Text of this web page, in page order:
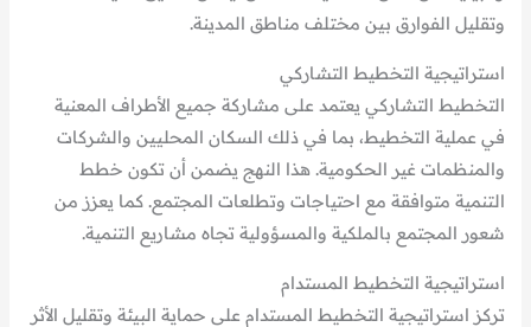
وتقليل الفوارق بين مختلف مناطق المدينة.
استراتيجية التخطيط التشاركي
التخطيط التشاركي يعتمد على مشاركة جميع الأطراف المعنية
في عملية التخطيط، بما في ذلك السكان المحليين والشركات
والمنظمات غير الحكومية. هذا النهج يضمن أن تكون خطط
التنمية متوافقة مع احتياجات وتطلعات المجتمع. كما يعزز من
شعور المجتمع بالملكية والمسؤولية تجاه مشاريع التنمية.
استراتيجية التخطيط المستدام
تركز استراتيجية التخطيط المستدام على حماية البيئة وتقليل الأثر